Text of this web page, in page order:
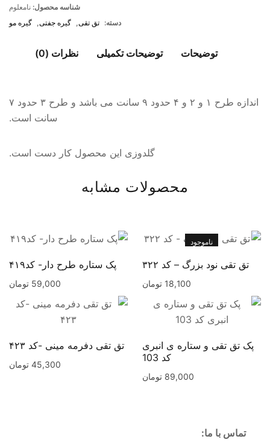
شناسه محصول: نامعلوم
دسته: تق تقی, گیره جفتی, گیره مو
توضیحات توضیحات تکمیلی نظرات (0)
اندازه طرح ۱ و ۲ و ۴ حدود ۹ سانت می باشد و طرح ۳ حدود ۷
سانت است.
گلدوزی این محصول کار دست است.
محصولات مشابه
ناموجود
تق تقی نود بزرگ – کد ۳۲۲
18,100 تومان
پک ستاره طرح دار- کد۴۱۹
59,000 تومان
پک تق تقی و ستاره ی انبری
کد 103
89,000 تومان
تق تقی دفرمه مینی -کد ۴۲۳
45,300 تومان
تماس با ما: